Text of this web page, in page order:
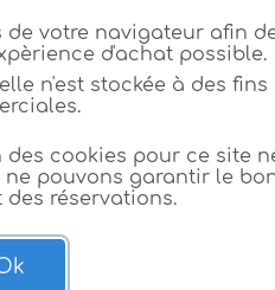
votre navigateur afin
d'achat possible.
n'est stockée à des fins
cookies pour ce site
pouvons garantir le
réservations.